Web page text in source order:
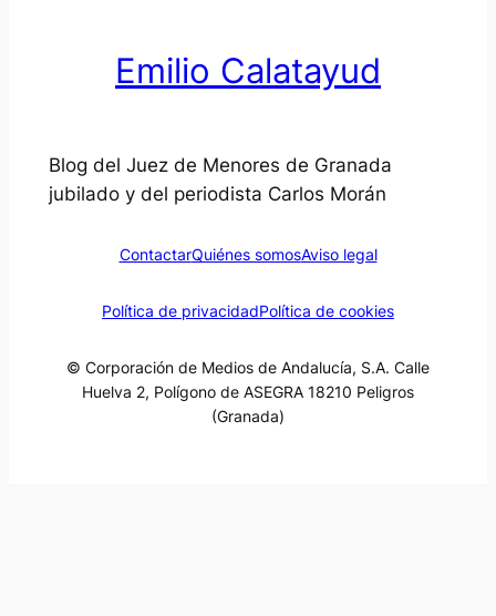
Emilio Calatayud
Blog del Juez de Menores de Granada
jubilado y del periodista Carlos Morán
ContactarQuiénes somosAviso legal
Política de privacidadPolítica de cookies
© Corporación de Medios de Andalucía, S.A. Calle
Huelva 2, Polígono de ASEGRA 18210 Peligros
(Granada)